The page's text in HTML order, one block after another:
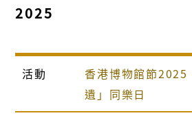
2025
活動
香港博物館節
遺」同樂日